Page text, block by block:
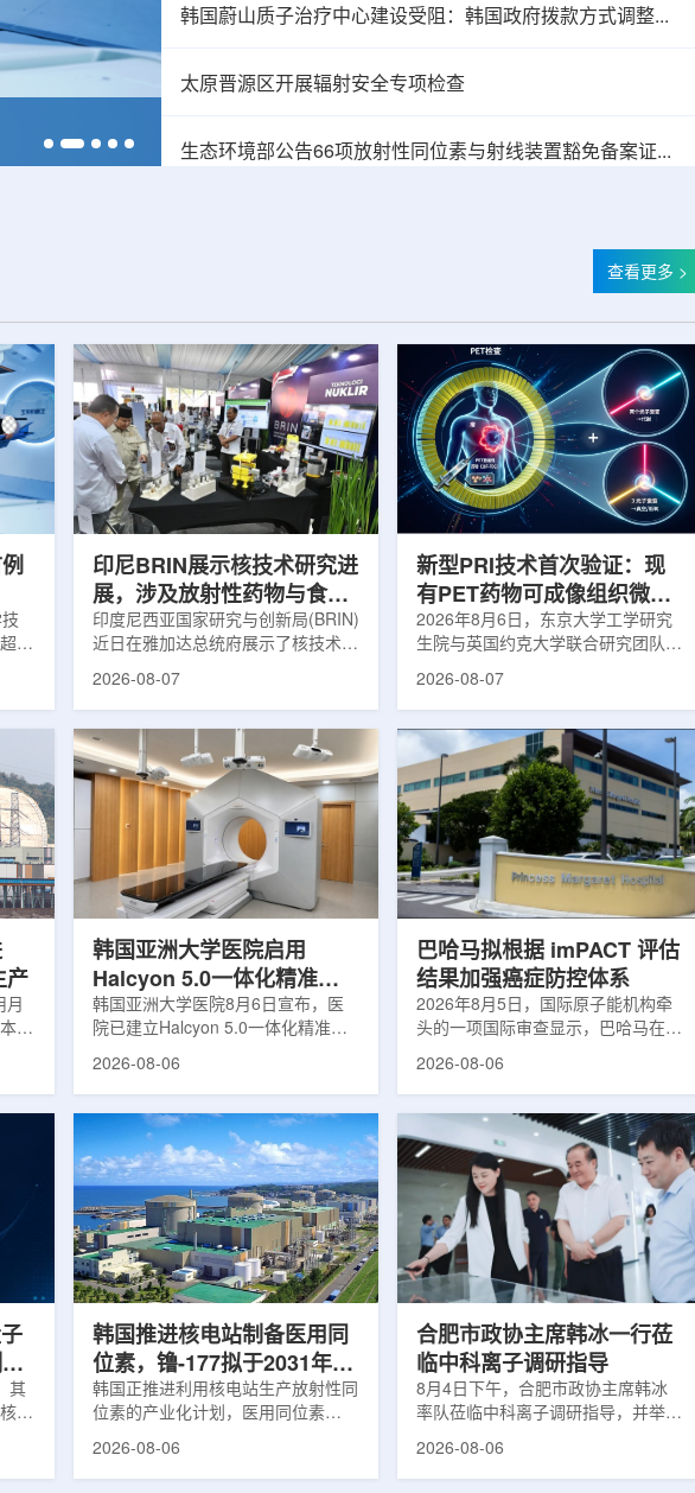
韩国忠清北道上半年农水产品放射性检测结果达
韩国蔚山质子治疗中心建设受阻：韩国政府拨款方式调整影响项目推进
太原晋源区开展辐射安全专项检查
生态环境部公告66项放射性同位素与射线装置豁免备案证明文件
查看更多 >
导
学
为
疗
照
治
精
软
印尼BRIN展示核技术研究进
展，涉及放射性药物与食品
辐照应用
印度尼西亚国家研究与创新局(BRIN)
近日在雅加达总统府展示了核技术研
究成果。BRIN局长阿里夫·萨特里亚
粮食和健康等领域。在健康领域，
BRIN正在开发用于核医学的放射性
药物。这类药物含有放射性物质，可
用于癌症诊断和治疗。阿里夫表示，
放射性药物研发对癌症识别和治疗具
有重要意义。在食品领域，BRIN将
核技术用于食品保鲜，重点包括出口
水果的辐照处理。阿里夫介绍，一些
2026-08-07
新型PRI技术首次验证：现
有PET药物可成像组织微环
境
2026年8月6日，东京大学工学研究
生院与英国约克大学联合研究团队宣
布，已建立一种利用正电子三光子衰
该方法可结合现有临床PET显像剂使
用，有望为核医学影像提供观察组织
微环境的新手段。利用正电子-3光子
衰变的下一代核医学成像概念图目前
临床PET扫描主要利用正电子双光子
湮灭过程显示药物在体内的分布和积
累情况，但对组织缺氧等与疾病恶性
程度相关的微环境信息捕捉有限。...
2026-08-07
产
月
土
次
业
范
韩国亚洲大学医院启用
Halcyon 5.0一体化精准放
射治疗方案
韩国亚洲大学医院8月6日宣布，医
院已建立Halcyon 5.0一体化精准放
射治疗解决方案，并开始全面用于患
实时运动管理整合到同一治疗流程
中，用于提升图像引导放射治疗的精
准度和安全性。此次实施方案以
Halcyon系统软件5.0版本为基础，集
成高分辨率锥形束CT成像系统
HyperSight、六自由度患者定位台
Dynamic Couch，以及表面引导放
射治疗系统IDENTIFY。亚洲大学医
2026-08-06
巴哈马拟根据 imPACT 评估
结果加强癌症防控体系
2026年8月5日，国际原子能机构牵
头的一项国际审查显示，巴哈马在加
强癌症治疗服务方面具备进一步提升
治疗效果提出了路线图。巴哈马拿骚
玛格丽特公主医院(图片：Pelow
Media/Adobe Stock)这项 imPACT
评估由国际原子能机构、世界卫生组
织/泛美卫生组织和国际癌症研究机
构共同开展，应巴哈马卫生与健康部
请求进行，重点评估该国癌症防控能
力和实际需求。6月9日至11日，专
2026-08-06
其
工
韩国推进核电站制备医用同
位素，镥-177拟于2031年商
业化生产
韩国正推进利用核电站生产放射性同
位素的产业化计划，医用同位素
镥-177(Lu-177)被列为首个商业化目
2026-08-06
合肥市政协主席韩冰一行莅
临中科离子调研指导
8月4日下午，合肥市政协主席韩冰
率队莅临中科离子调研指导，并举行
座谈交流。市人大常委会副主任雍凤
2026-08-06